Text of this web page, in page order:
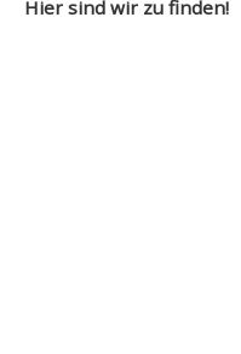
Hier sind wir zu finden!